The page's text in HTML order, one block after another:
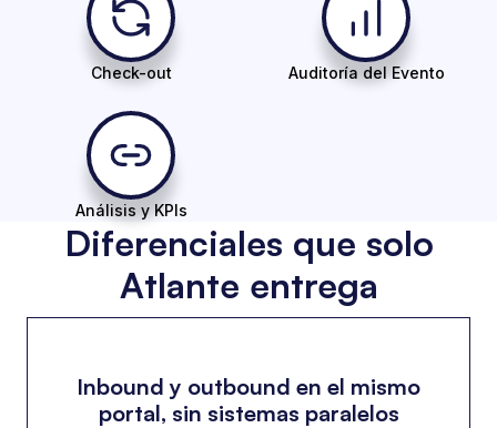
Check-out Auditoría del Evento
Análisis y KPIs
Diferenciales que solo
Atlante entrega
Inbound y outbound en el mismo
portal, sin sistemas paralelos